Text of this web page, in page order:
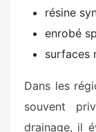
résine
enrobé
surfaces
Dans les
souvent
drainage, il